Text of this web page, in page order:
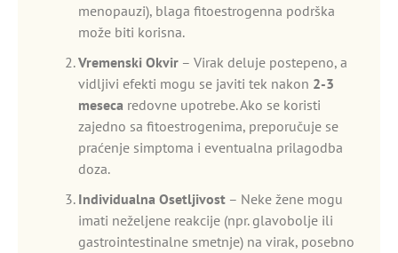
menopauzi), blaga fitoestrogenna podrška
može biti korisna.
Vremenski Okvir – Virak deluje postepeno, a
vidljivi efekti mogu se javiti tek nakon 2-3
meseca redovne upotrebe. Ako se koristi
zajedno sa fitoestrogenima, preporučuje se
praćenje simptoma i eventualna prilagodba
doza.
Individualna Osetljivost – Neke žene mogu
imati neželjene reakcije (npr. glavobolje ili
gastrointestinalne smetnje) na virak, posebno